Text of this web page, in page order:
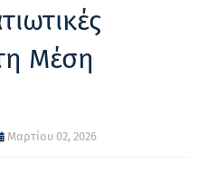
Μέση
Μαρτίου 02, 2026